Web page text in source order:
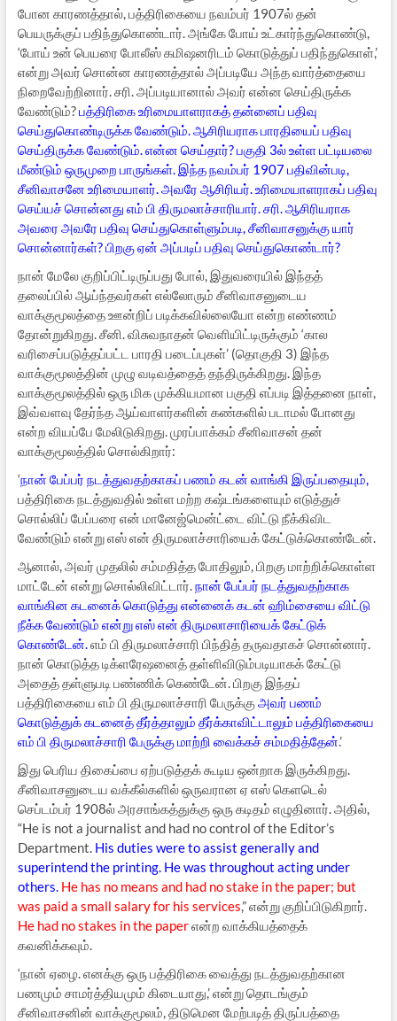
போன காரணத்தால், பத்திரிகையை நவம்பர் 1907ல் தன்
பெயருக்குப் பதிந்துகொண்டார். அங்கே போய் உட்கார்ந்துகொண்டு,
‘போய் உன் பெயரை போலீஸ் கமிஷனரிடம் கொடுத்துப் பதிந்துகொள்,’
என்று அவர் சொன்ன காரணத்தால் அப்படியே அந்த வார்த்தையை
நிறைவேற்றினார். சரி. அப்படியானால் அவர் என்ன செய்திருக்க
வேண்டும்?பத்திரிகை உரிமையாளராகத் தன்னைப் பதிவு
செய்துகொண்டிருக்க வேண்டும். ஆசிரியராக பாரதியைப் பதிவு
செய்திருக்க வேண்டும். என்ன செய்தார்? பகுதி 3ல் உள்ள பட்டியலை
மீண்டும் ஒருமுறை பாருங்கள். இந்த நவம்பர் 1907 பதிவின்படி,
சீனிவாசனே உரிமையாளர். அவரே ஆசிரியர். உரிமையாளராகப் பதிவு
செய்யச் சொன்னது எம் பி திருமலாச்சாரியார். சரி. ஆசிரியராக
அவரை அவரே பதிவு செய்துகொள்ளும்படி, சீனிவாசனுக்கு யார்
சொன்னார்கள்? பிறகு ஏன் அப்படிப் பதிவு செய்துகொண்டார்?
நான் மேலே குறிப்பிட்டிருப்பது போல், இதுவரையில் இந்தத்
தலைப்பில் ஆய்ந்தவர்கள் எல்லோரும் சீனிவாசனுடைய
வாக்குமூலத்தை ஊன்றிப் படிக்கவில்லையோ என்ற எண்ணம்
தோன்றுகிறது. சீனி. விசுவநாதன் வெளியிட்டிருக்கும் ‘கால
வரிசைப்படுத்தப்பட்ட பாரதி படைப்புகள்’ (தொகுதி 3) இந்த
வாக்குமூலத்தின் முழு வடிவத்தைத் தந்திருக்கிறது. இந்த
வாக்குமூலத்தில் ஒரு மிக முக்கியமான பகுதி எப்படி இத்தனை நாள்,
இவ்வளவு தேர்ந்த ஆய்வாளர்களின் கண்களில் படாமல் போனது
என்ற வியப்பே மேலிடுகிறது. முரப்பாக்கம் சீனிவாசன் தன்
வாக்குமூலத்தில் சொல்கிறார்:
‘நான் பேப்பர் நடத்துவதற்காகப் பணம் கடன் வாங்கி இருப்பதையும்,
பத்திரிகை நடத்துவதில் உள்ள மற்ற கஷ்டங்களையும் எடுத்துச்
சொல்லிப் பேப்பரை என் மானேஜ்மென்ட்டை விட்டு நீக்கிவிட
வேண்டும் என்று எஸ் என் திருமலாச்சாரியைக் கேட்டுக்கொண்டேன்.
ஆனால், அவர் முதலில் சம்மதித்த போதிலும், பிறகு மாற்றிக்கொள்ள
மாட்டேன் என்று சொல்லிவிட்டார்.நான் பேப்பர் நடத்துவதற்காக
வாங்கின கடனைக் கொடுத்து என்னைக் கடன் ஹிம்சையை விட்டு
நீக்க வேண்டும் என்று எஸ் என் திருமலாசாரியைக் கேட்டுக்
கொண்டேன்.எம் பி திருமலாச்சாரி பிந்தித் தருவதாகச் சொன்னார்.
நான் கொடுத்த டிக்ளரேஷனைத் தள்ளிவிடும்படியாகக் கேட்டு
அதைத் தள்ளுபடி பண்ணிக் கெண்டேன். பிறகு இந்தப்
பத்திரிகையை எம் பி திருமலாச்சாரி பேருக்குஅவர் பணம்
கொடுத்துக் கடனைத் தீர்த்தாலும் தீர்க்காவிட்டாலும் பத்திரிகையை
எம் பி திருமலாச்சாரி பேருக்கு மாற்றி வைக்கச் சம்மதித்தேன்.’
இது பெரிய திகைப்பை ஏற்படுத்தக் கூடிய ஒன்றாக இருக்கிறது.
சீனிவாசனுடைய வக்கீல்களில் ஒருவரான ஏ எஸ் கெளடெல்
செப்டம்பர் 1908ல் அரசாங்கத்துக்கு ஒரு கடிதம் எழுதினார். அதில்,
“He is not a journalist and had no control of the Editor’s
Department. His duties were to assist generally and
superintend the printing. He was throughout acting under
others. He has no means and had no stake in the paper; but
was paid a small salary for his services,” என்று குறிப்பிடுகிறார்.
He had no stakes in the paperஎன்ற வாக்கியத்தைக்
கவனிக்கவும்.
‘நான் ஏழை. எனக்கு ஒரு பத்திரிகை வைத்து நடத்துவதற்கான
பணமும் சாமர்த்தியமும் கிடையாது,’ என்று தொடங்கும்
சீனிவாசனின் வாக்குமூலம், திடுமென மேற்படித் திருப்பத்தை